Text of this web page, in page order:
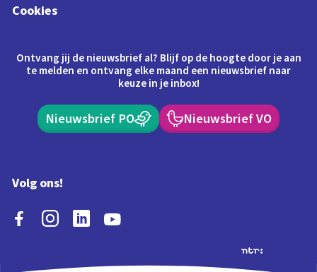
Cookies
Ontvang jij de nieuwsbrief al? Blijf op de hoogte door je aan
te melden en ontvang elke maand een nieuwsbrief naar
keuze in je inbox!
Nieuwsbrief PO Nieuwsbrief VO
Volg ons!